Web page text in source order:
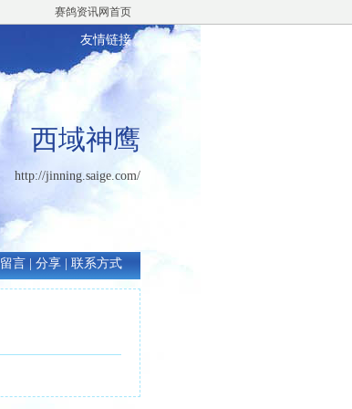
赛鸽资讯网首页
友情链接
西域神鹰
http://jinning.saige.com/
留言 分享 联系方式